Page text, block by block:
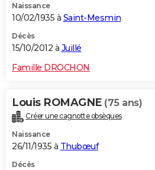
Naissance
10/02/1935 à Saint-Mesmin
Décès
15/10/2012 à Juillé
Famille DROCHON
Louis ROMAGNE (75 ans)
Créer une cagnotte obsèques
Naissance
26/11/1935 à Thubœuf
Décès